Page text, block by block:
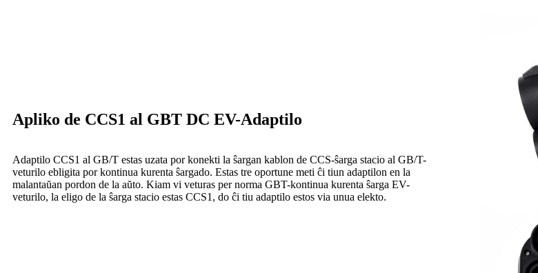
Apliko de CCS1 al GBT DC EV-Adaptilo
Adaptilo CCS1 al GB/T estas uzata por konekti la ŝargan kablon de CCS-ŝarga stacio al GB/T-
veturilo ebligita por kontinua kurenta ŝargado. Estas tre oportune meti ĉi tiun adaptilon en la
malantaŭan pordon de la aŭto. Kiam vi veturas per norma GBT-kontinua kurenta ŝarga EV-
veturilo, la eligo de la ŝarga stacio estas CCS1, do ĉi tiu adaptilo estos via unua elekto.